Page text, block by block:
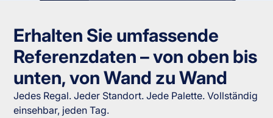
Erhalten Sie umfassende
Referenzdaten – von oben bis
unten, von Wand zu Wand
Jedes Regal. Jeder Standort. Jede Palette. Vollständig
einsehbar, jeden Tag.